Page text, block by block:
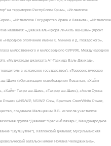
на территории Республики Крым», «Исламское
«Исламское Государство Ирака и Леванта», «Исламское
названия: «Джабха аль-Нусра ли-Ахль аш-Шам» (Фронт
«Народное ополчение имени К. Минина и Д. Пожарского»,
милоственного и милосердного СИРИЯ), Международное
«Муджахеды джамаата Ат-Тавхида Валь-Джихад»,
в исламское государство»), «Террористическое
Шам» («Организация освобождения Леванта», «Хайят
«Хайят Тахри аш-Шам», «Тахрир аш-Шам»), «Ахлю Сунна
(«NS/WP, NS/WP Crew, Sparrows Crew/White Power,
созданное Мальцевым В.В. из числа участников
группа “Джамаат “Красный пахарь”, Международное
"Скулшутинг"), Хатлонский джамаат, Мусульманская
батальон имени Номана Челеджихана»,